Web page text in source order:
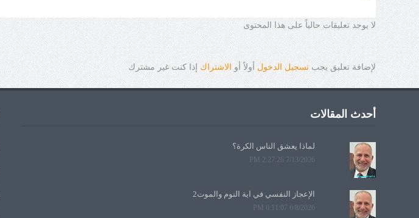
لا يوجد تعليقات حالياً على هذا المحتوى
لإضافة تعليق يجبتسجيل الدخول أولاً أو الاشتراك إذا كنت غير مشترك
أحدث المقالات
لماذا يعشق الناس الكرة؟
7/13/2026 2:27:26 PM
الإعجاز النفسي في آية النوم والموت2
6/8/2026 6:11:07 PM